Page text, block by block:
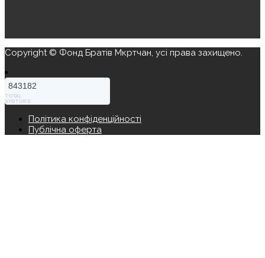
Copyright © Фонд Братів Мкртчан, усі права захищено.
843182
TOTAL
VISITORS
Політика конфіденційності
Публічна оферта